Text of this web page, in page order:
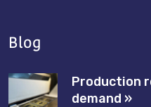
Blog
Production
demand »